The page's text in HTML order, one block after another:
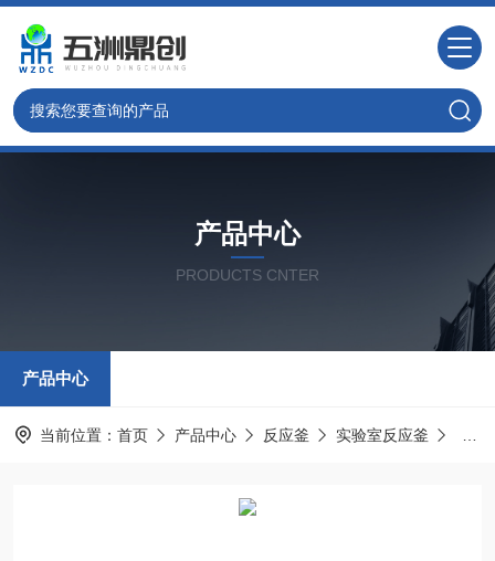
产品中心
PRODUCTS CNTER
产品中心
当前位置： 首页 产品中心 反应釜 实验室反应釜